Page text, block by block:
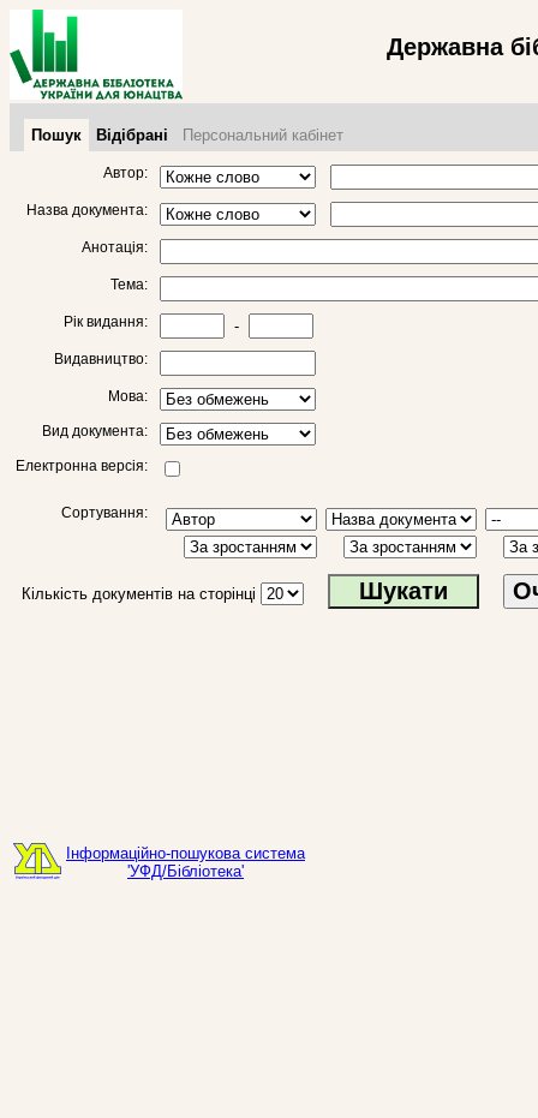
Державна
Пошук Відібрані Персональний кабінет
Автор:
Назва документа:
Анотація:
Тема:
Рік видання: -
Видавництво:
Мова:
Вид документа:
Електронна версія:
Сортування:
Кількість документів на сторінці
Інформаційно-пошукова система
'УФД/Бібліотека'